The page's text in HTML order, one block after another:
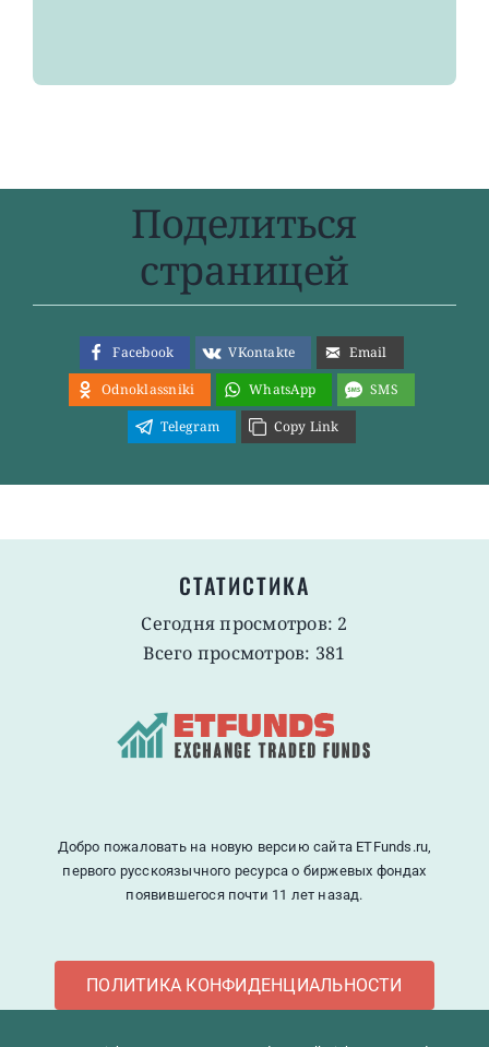
Поделиться
страницей
Facebook VKontakte
Email
Odnoklassniki
WhatsApp
SMS
Telegram
Copy Link
СТАТИСТИКА
Сегодня просмотров: 2
Всего просмотров: 381
Добро пожаловать на новую версию сайта ETFunds.ru,
первого русскоязычного ресурса о биржевых фондах
появившегося почти 11 лет назад.
ПОЛИТИКА КОНФИДЕНЦИАЛЬНОСТИ